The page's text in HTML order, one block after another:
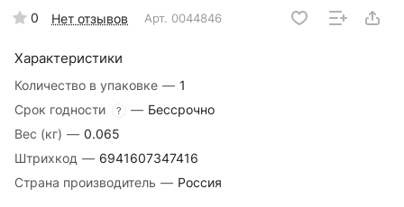
0 Нет отзывов Арт. 0044846
Характеристики
Количество в упаковке — 1
Срок годности
? — Бессрочно
Вес (кг) — 0.065
Штрихкод — 6941607347416
Страна производитель — Россия